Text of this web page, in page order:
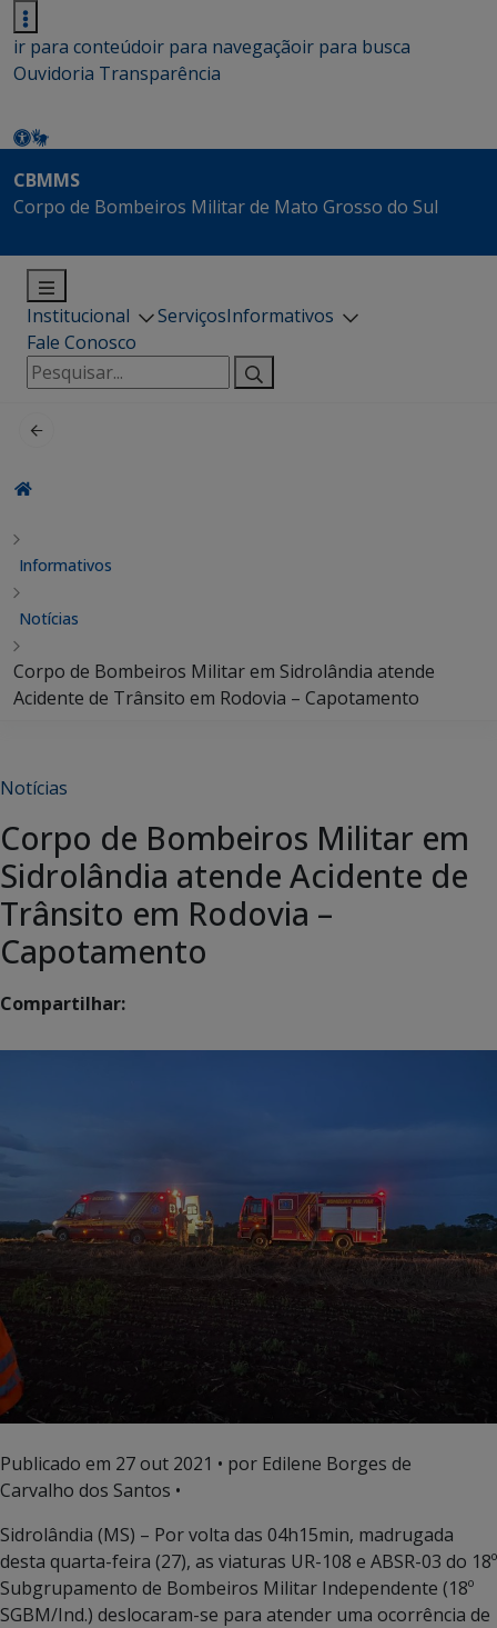
ir para conteúdoir para navegaçãoir para busca
Ouvidoria Transparência
CBMMS
Corpo de Bombeiros Militar de Mato Grosso do Sul
Institucional ServiçosInformativos
Fale Conosco
Pesquisar
por:
Informativos
Notícias
Corpo de Bombeiros Militar em Sidrolândia atende
Acidente de Trânsito em Rodovia – Capotamento
Notícias
Corpo de Bombeiros Militar em
Sidrolândia atende Acidente de
Trânsito em Rodovia –
Capotamento
Compartilhar:
Publicado em 27 out 2021 • por Edilene Borges de
Carvalho dos Santos •
Sidrolândia (MS) – Por volta das 04h15min, madrugada
desta quarta-feira (27), as viaturas UR-108 e ABSR-03 do 18º
Subgrupamento de Bombeiros Militar Independente (18º
SGBM/Ind.) deslocaram-se para atender uma ocorrência de